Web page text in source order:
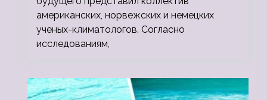
американских, норвежских и немецких
ученых-климатологов. Согласно
исследованиям,